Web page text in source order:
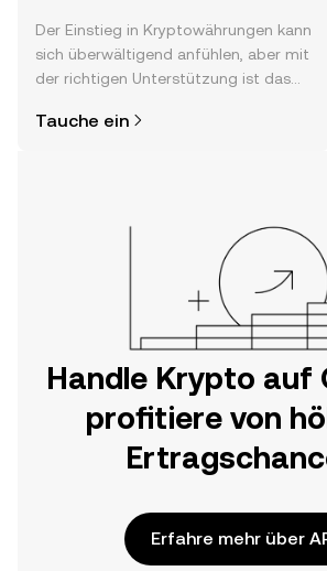
Der Einstieg in Kryptowährungen kann
sich überwältigend anfühlen, aber mit
der richtigen Unterstützung ist das
direkt in der OKX-App oder hier im
Tauche ein
Handle Krypto auf
profitiere von
Erfahre mehr über